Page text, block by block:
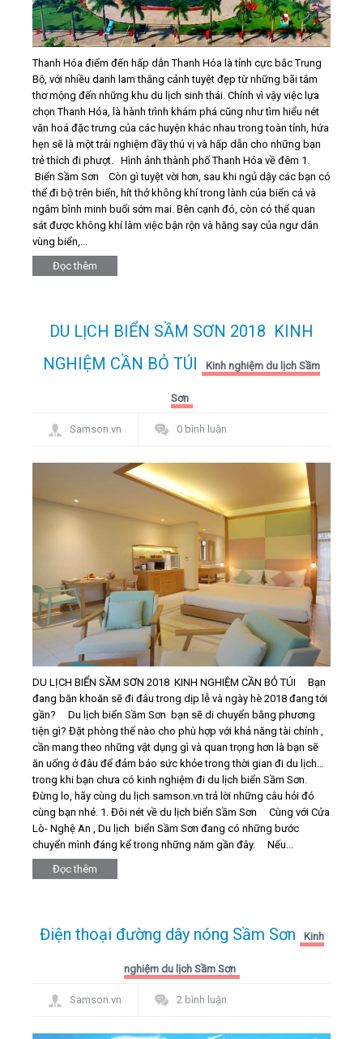
Thanh Hóa điểm đến hấp dẫn Thanh Hóa là tỉnh cực bắc Trung
Bộ, với nhiều danh lam thắng cảnh tuyệt đẹp từ những bãi tắm
thơ mộng đến những khu du lịch sinh thái. Chính vì vậy việc lựa
chọn Thanh Hóa, là hành trình khám phá cũng như tìm hiểu nét
văn hoá đặc trưng của các huyện khác nhau trong toàn tỉnh, hứa
hẹn sẽ là một trải nghiệm đầy thú vị và hấp dẫn cho những bạn
trẻ thích đi phượt. Hình ảnh thành phố Thanh Hóa về đêm 1.
Biển Sầm Sơn Còn gì tuyệt vời hơn, sau khi ngủ dậy các bạn có
thể đi bộ trên biển, hít thở không khí trong lành của biển cả và
ngắm bình minh buổi sớm mai. Bên cạnh đó, còn có thể quan
sát được không khí làm việc bận rộn và hăng say của ngư dân
vùng biển,...
Đọc thêm
DU LỊCH BIỂN SẦM SƠN 2018 KINH
NGHIỆM CẦN BỎ TÚI
Kinh nghiệm du lịch Sầm
Sơn
Samson.vn 0 bình luận
DU LỊCH BIỂN SẦM SƠN 2018 KINH NGHIỆM CẦN BỎ TÚI Bạn
đang băn khoăn sẽ đi đâu trong dịp lễ và ngày hè 2018 đang tới
gần? Du lịch biển Sầm Sơn bạn sẽ di chuyển bằng phương
tiện gì? Đặt phòng thế nào cho phù hợp với khả năng tài chính ,
cần mang theo những vật dụng gì và quan trọng hơn là bạn sẽ
ăn uống ở đâu để đảm bảo sức khỏe trong thời gian đi du lịch…
trong khi bạn chưa có kinh nghiệm đi du lịch biển Sầm Sơn.
Đừng lo, hãy cùng du lịch samson.vn trả lời những câu hỏi đó
cùng bạn nhé. 1. Đôi nét về du lịch biển Sầm Sơn Cùng với Cửa
Lò- Nghệ An , Du lịch biển Sầm Sơn đang có những bước
chuyển mình đáng kể trong những năm gần đây. Nếu...
Đọc thêm
Điện thoại đường dây nóng Sầm Sơn Kinh
nghiệm du lịch Sầm Sơn
Samson.vn 2 bình luận